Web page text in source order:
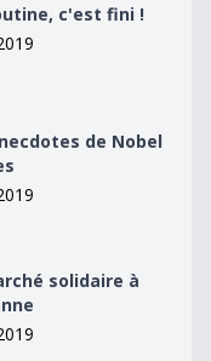
c'est fini !
de Nobel
solidaire à